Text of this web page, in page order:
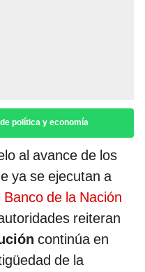
política y economía
al avance de los
ya se ejecutan a
Banco de la Nación
reiteran
continúa en
de la